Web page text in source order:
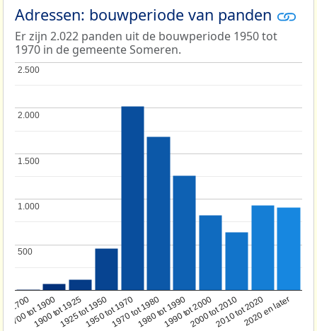
Adressen: bouwperiode van panden
Er zijn 2.022 panden uit de bouwperiode 1950 tot
1970 in de gemeente Someren.
1700
1700 tot 1900
1900 tot 19251925 tot 19501950 tot 19701970 tot 19801980 tot 19901990 tot 20002000 tot 20102010 tot 20202020 en later
500
500
1.000
1.000
1.500
1.500
2.000
2.000
2.500
2.500